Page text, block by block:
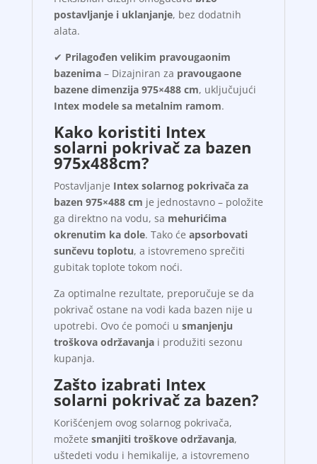
postavljanje i uklanjanje, bez dodatnih
alata.
✔ Prilagođen velikim pravougaonim
bazenima– Dizajniran za pravougaone
bazene dimenzija 975×488 cm, uključujući
Intex modele sa metalnim ramom.
Kako koristiti Intex
solarni pokrivač za bazen
975x488cm?
Postavljanje Intex solarnog pokrivača za
bazen 975×488 cm je jednostavno – položite
ga direktno na vodu, sa mehurićima
okrenutim ka dole. Tako će apsorbovati
sunčevu toplotu, a istovremeno sprečiti
gubitak toplote tokom noći.
Za optimalne rezultate, preporučuje se da
pokrivač ostane na vodi kada bazen nije u
upotrebi. Ovo će pomoći u smanjenju
troškova održavanjai produžiti sezonu
kupanja.
Zašto izabrati Intex
solarni pokrivač za bazen?
Korišćenjem ovog solarnog pokrivača,
možete smanjiti troškove održavanja,
uštedeti vodu i hemikalije, a istovremeno